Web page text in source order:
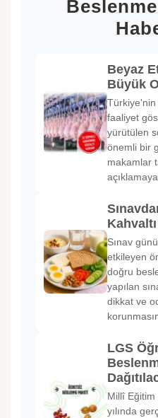
Beyaz
Büyük
faaliyet
yürütülen
önemli bir
makamlar
Sınav
etkileyen
doğru
yapılan
dikkat ve
LGS
Millî Eğitim
yılında